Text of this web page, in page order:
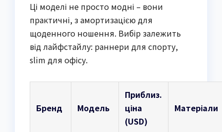
Ці моделі не просто модні – вони
практичні, з амортизацією для
щоденного ношення. Вибір залежить
від лайфстайлу: раннери для спорту,
slim для офісу.
Бренд Модель
Приблиз.
ціна
(USD)
Матеріали